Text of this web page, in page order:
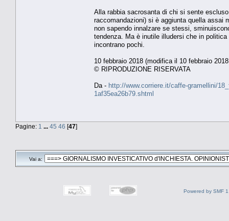
Alla rabbia sacrosanta di chi si sente
raccomandazioni) si è aggiunta quella assai
non sapendo innalzare se stessi,
tendenza. Ma è inutile illudersi che in
incontrano pochi.
10 febbraio 2018 (modifica il 10 febbraio
© RIPRODUZIONE RISERVATA
Da - http://www.corriere.it/caffe-gramellini/
1af35ea26b79.shtml
Pagine: 1 ... 45 46 [47]
Vai a:
Powered by SMF